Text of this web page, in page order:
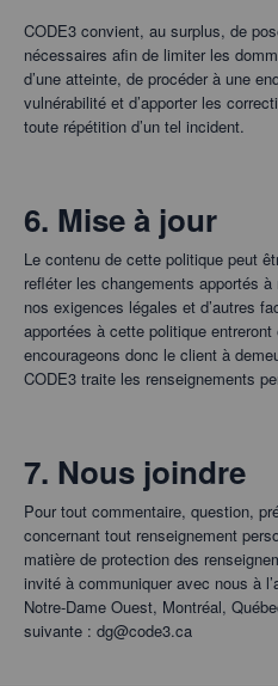
CODE3 convient, au surplus, de
nécessaires afin de limiter les
d’une atteinte, de procéder à une
vulnérabilité et d’apporter les
toute répétition d’un tel incident.
6. Mise à jour
Le contenu de cette politique peut
refléter les changements apportés
nos exigences légales et d’autres
apportées à cette politique
encourageons donc le client à
CODE3 traite les renseignements
7. Nous joindre
Pour tout commentaire, question,
concernant tout renseignement
matière de protection des
invité à communiquer avec nous à
Notre-Dame Ouest, Montréal,
suivante : dg@code3.ca